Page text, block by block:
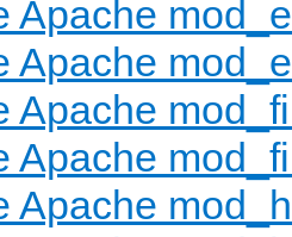
Apache
Apache
Apache
Apache
Apache